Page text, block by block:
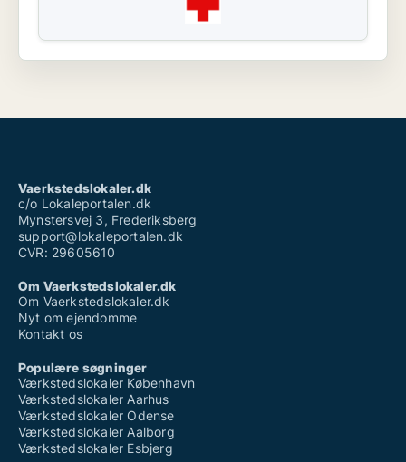
Vaerkstedslokaler.dk
c/o Lokaleportalen.dk
Mynstersvej 3, Frederiksberg
support@lokaleportalen.dk
CVR: 29605610
Om Vaerkstedslokaler.dk
Om Vaerkstedslokaler.dk
Nyt om ejendomme
Kontakt os
Populære søgninger
Værkstedslokaler København
Værkstedslokaler Aarhus
Værkstedslokaler Odense
Værkstedslokaler Aalborg
Værkstedslokaler Esbjerg